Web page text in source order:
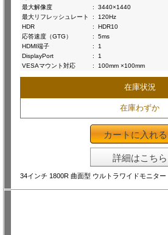
最大解像度
:
3440×1440
最大リフレッシュレート
:
120Hz
HDR
:
HDR10
応答速度（GTG）
:
5ms
HDMI端子
:
1
DisplayPort
:
1
VESAマウント対応
: 100mm ×100mm
在庫状況
在庫わずか
カートに入れる
詳細はこちら
34インチ 1800R 曲面型 ウルトラワイドモニター